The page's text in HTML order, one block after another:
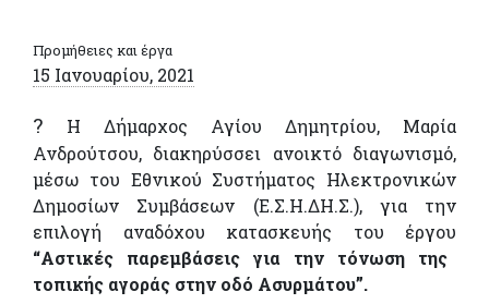
Προμήθειες και έργα
15 Ιανουαρίου, 2021
?
Η Δήμαρχος Αγίου Δημητρίου, Μαρία
Ανδρούτσου, διακηρύσσει ανοικτό διαγωνισμό,
μέσω του Εθνικού Συστήματος Ηλεκτρονικών
Δημοσίων Συμβάσεων (Ε.Σ.Η.ΔΗ.Σ.), για την
επιλογή αναδόχου κατασκευής του έργου
“Αστικές παρεμβάσεις για την τόνωση της
τοπικής αγοράς στην οδό Ασυρμάτου”.